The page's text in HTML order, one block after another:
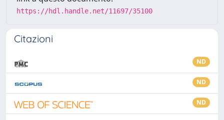
https://hdl.handle.net/11697/35100
Citazioni
ND
ND
ND